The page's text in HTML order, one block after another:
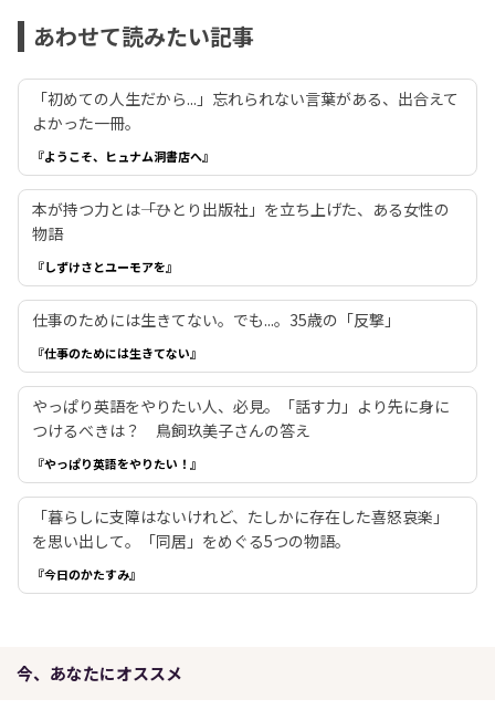
あわせて読みたい記事
「初めての人生だから...」忘れられない言葉がある、出合えて
よかった一冊。
『ようこそ、ヒュナム洞書店へ』
本が持つ力とは――「ひとり出版社」を立ち上げた、ある女性の
物語
『しずけさとユーモアを』
仕事のためには生きてない。でも...。35歳の「反撃」
『仕事のためには生きてない』
やっぱり英語をやりたい人、必見。「話す力」より先に身に
つけるべきは？ 鳥飼玖美子さんの答え
『やっぱり英語をやりたい！』
「暮らしに支障はないけれど、たしかに存在した喜怒哀楽」
を思い出して。「同居」をめぐる5つの物語。
『今日のかたすみ』
今、あなたにオススメ